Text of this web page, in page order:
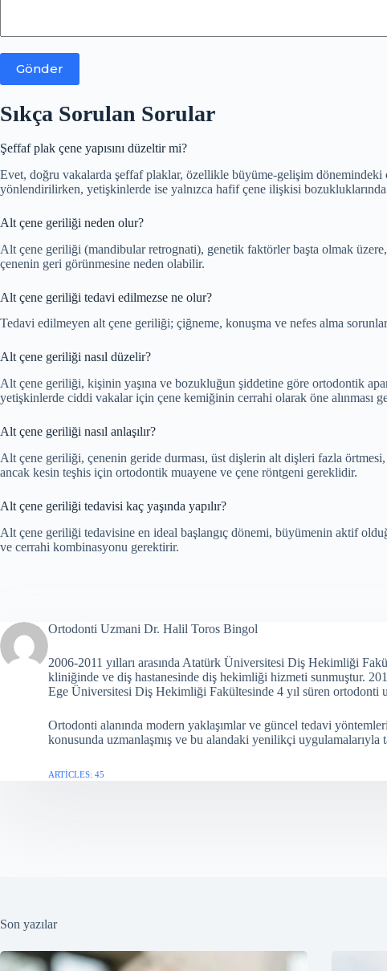
Gönder
Sıkça Sorulan Sorular
Şeffaf plak çene yapısını düzeltir mi?
Evet, doğru vakalarda şeffaf plaklar, özellikle büyüme-gelişim dönemindeki
yönlendirilirken, yetişkinlerde ise yalnızca hafif çene ilişkisi
Alt çene geriliği neden olur?
Alt çene geriliği (mandibular retrognati), genetik faktörler başta olmak
çenenin geri görünmesine neden olabilir.
Alt çene geriliği tedavi edilmezse ne olur?
Tedavi edilmeyen alt çene geriliği; çiğneme, konuşma ve nefes alma
Alt çene geriliği nasıl düzelir?
Alt çene geriliği, kişinin yaşına ve bozukluğun şiddetine göre ortodontik
yetişkinlerde ciddi vakalar için çene kemiğinin cerrahi olarak öne alınması
Alt çene geriliği nasıl anlaşılır?
Alt çene geriliği, çenenin geride durması, üst dişlerin alt dişleri fazla
ancak kesin teşhis için ortodontik muayene ve çene röntgeni gereklidir.
Alt çene geriliği tedavisi kaç yaşında yapılır?
Alt çene geriliği tedavisine en ideal başlangıç dönemi, büyümenin aktif
ve cerrahi kombinasyonu gerektirir.
Ortodonti Uzmani Dr. Halil Toros Bingol
2006-2011 yılları arasında Atatürk Üniversitesi Diş Hekimliği
kliniğinde ve diş hastanesinde diş hekimliği hizmeti sunmuştur.
Ege Üniversitesi Diş Hekimliği Fakültesinde 4 yıl süren ortodonti
Ortodonti alanında modern yaklaşımlar ve güncel tedavi
konusunda uzmanlaşmış ve bu alandaki yenilikçi uygulamalarıyla
ARTICLES: 45
Son yazılar